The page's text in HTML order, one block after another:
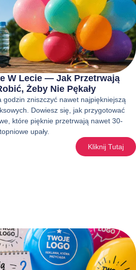
W Lecie — Jak Przetrwają
Żeby Nie Pękały
godzin zniszczyć nawet najpiękniejszą
Dowiesz się, jak przygotować
które pięknie przetrwają nawet 30-
upały.
Kliknij Tutaj